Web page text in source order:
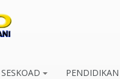
PENDIDIKAN